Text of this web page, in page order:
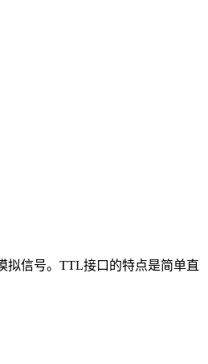
拟信号。TTL接口的特点是简单直